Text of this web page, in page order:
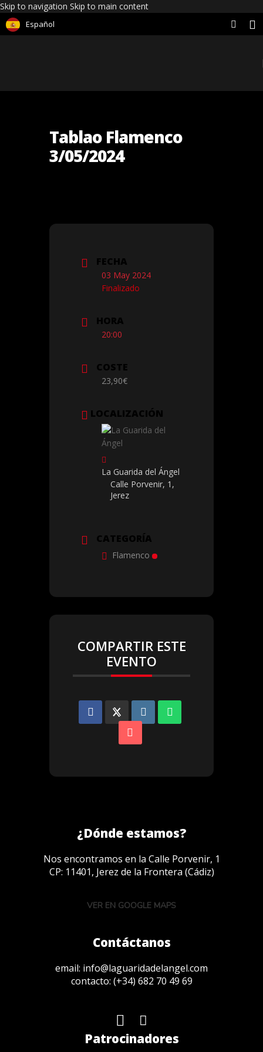
Skip to navigation Skip to main content
Español
Tablao Flamenco
3/05/2024
FECHA
03 May 2024
Finalizado
HORA
20:00
COSTE
23,90€
LOCALIZACIÓN
La Guarida del Ángel
Calle Porvenir, 1,
Jerez
CATEGORÍA
Flamenco
COMPARTIR ESTE
EVENTO
¿Dónde estamos?
Nos encontramos en la Calle Porvenir, 1
CP: 11401, Jerez de la Frontera (Cádiz)
VER EN GOOGLE MAPS
Contáctanos
email: info@laguaridadelangel.com
contacto: (+34) 682 70 49 69
Patrocinadores